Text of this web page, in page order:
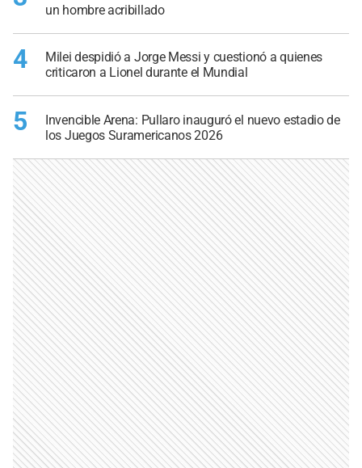
un hombre acribillado
4
Milei despidió a Jorge Messi y cuestionó a quienes
criticaron a Lionel durante el Mundial
5
Invencible Arena: Pullaro inauguró el nuevo estadio de
los Juegos Suramericanos 2026